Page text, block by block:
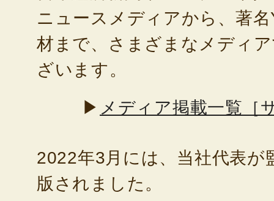
ニュースメディアから、著
材まで、さまざまなメディ
ざいます。
▶ メディア掲載一覧［
2022年3月には、当社代表が
版されました。